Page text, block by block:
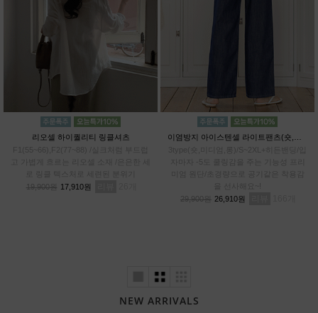
리오셀 하이퀄리티 링클셔츠
F1(55~66),F2(77~88) /실크처럼 부드럽
고 가볍게 흐르는 리오셀 소재 /은은한 세
로 링클 텍스처로 세련된 분위기
19,900원 17,910원
3type(숏,미디엄,롱)/S~2XL+히든밴딩/입
자마자 -5도 쿨링감을 주는 기능성 프리
을 선사해요~!
29,900원 26,910원
NEW ARRIVALS